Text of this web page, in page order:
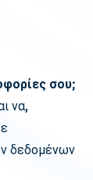
σου;
να,
δεδομένων